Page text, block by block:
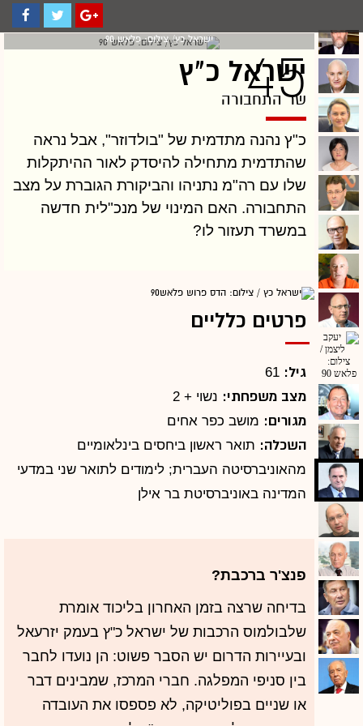
ישראל כץ/ צילום: פלאש 90 45
ישראל כ"ץ
שר התחבורה
כ"ץ נהנה מתדמית של "בולדוזר", אבל נראה
שהתדמית מתחילה להיסדק לאור ההיתקלות
שלו עם רה"מ נתניהו והביקורת הגוברת על מצב
התחבורה. האם המינוי של מנכ"לית חדשה
במשרד תעזור לו?
פרטים כלליים
גיל: 61
מצב משפחתי: נשוי + 2
מגורים: מושב כפר אחים
השכלה: תואר ראשון ביחסים בינלאומיים
מהאוניברסיטה העברית; לימודים לתואר שני במדעי
המדינה באוניברסיטת בר אילן
פנצ'ר ברכבת?
בדיחה שרצה בזמן האחרון בליכוד אומרת
שלבולמוס הרכבות של ישראל כ"ץ בעמק יזרעאל
ובעיירות הדרום יש הסבר פשוט: הן נועדו לחבר
בין סניפי המפלגה. חברי המרכז, שמבינים דבר
או שניים בפוליטיקה, לא פספסו את העובדה